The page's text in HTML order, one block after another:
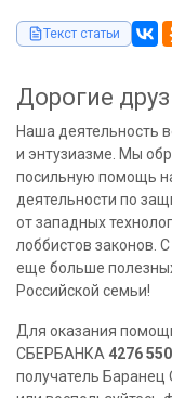
Текст статьи
Дорогие
Наша деятельность
и энтузиазме. Мы
посильную помощь
деятельности по
от западных
лоббистов
еще больше
Российской семьи!
Для оказания
СБЕРБАНКА 4276
получатель Баранец